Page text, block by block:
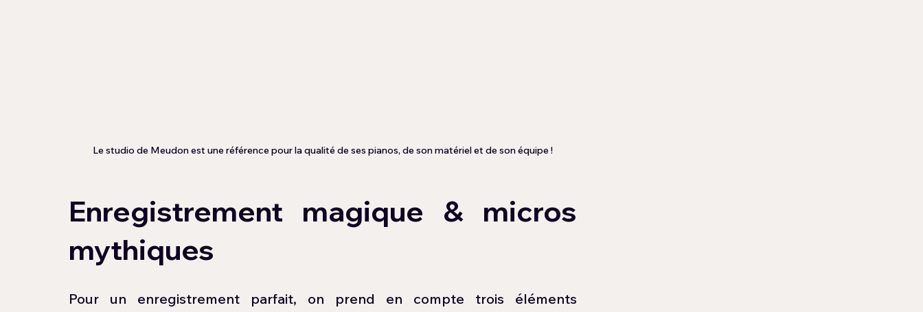
Le studio de Meudon est une référence pour la qualité de ses pianos, de son matériel et de son équipe !
Enregistrement magique & micros
mythiques
Pour un enregistrement parfait, on prend en compte trois éléments